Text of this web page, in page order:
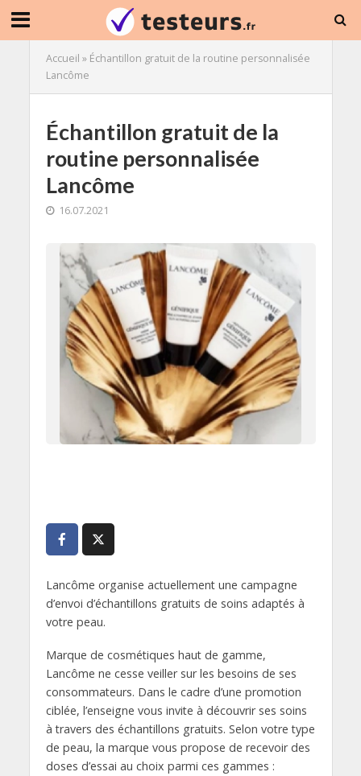
Accueil » Échantillon gratuit de la routine personnalisée
Lancôme
Échantillon gratuit de la
routine personnalisée
Lancôme
16.07.2021
Lancôme organise actuellement une campagne
d’envoi d’échantillons gratuits de soins adaptés à
votre peau.
Marque de cosmétiques haut de gamme,
Lancôme ne cesse veiller sur les besoins de ses
consommateurs. Dans le cadre d’une promotion
ciblée, l’enseigne vous invite à découvrir ses soins
à travers des échantillons gratuits. Selon votre type
de peau, la marque vous propose de recevoir des
doses d’essai au choix parmi ces gammes :